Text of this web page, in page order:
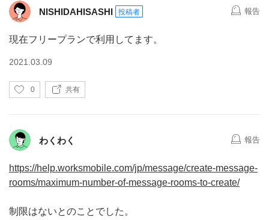
NISHIDAHISASHI 投稿者 報告
現在フリープランで利用してます。
2021.03.09
い
0 共有
わくわく 報告
https://help.worksmobile.com/jp/message/create-message-
rooms/maximum-number-of-message-rooms-to-create/
制限はないとのことでした。